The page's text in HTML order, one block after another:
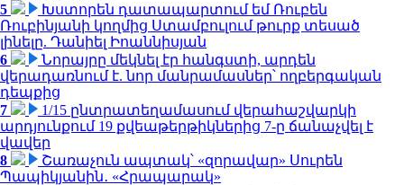
5
Խստորեն դատապարտում եմ Ռուբեն
Ռուբինյանի կողմից Ստամբուլում թուրք տեսած
լինելը. Դանիել Իոաննիսյան
6
Նորայրը մեկնել էր հանգստի, արդեն
վերադառնում է. նոր մանրամասներ՝ ողբերգական
դեպքից
7
1/15 ընտրատեղամասում վերահաշվարկի
արդյունքում 19 քվեաթերթիկներից 7-ը ճանաչվել է
վավեր
8
Շառաչուն ապտակ՝ «զորավար» Սուրեն
Պապիկյանին․ «Հրապարակ»